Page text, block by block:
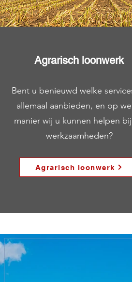
Agrarisch loonwerk
Bent u benieuwd welke
allemaal aanbieden, en op
manier wij u kunnen helpen
werkzaamheden?
Agrarisch loonwerk